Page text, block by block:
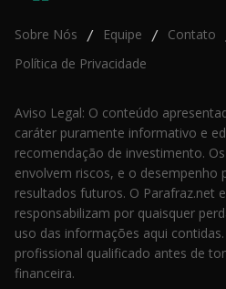
Sobre Nós / Equipe / Contato
Política de Privacidade
Aviso Legal: O conteúdo
caráter puramente informativo e
recomendação de investimento.
envolvem riscos, e o desempenho
resultados futuros. O Parafraz.net
responsabilizam por quaisquer
uso das informações aqui
profissional qualificado antes de
financeira.